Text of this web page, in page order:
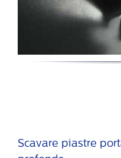
Scavare piastre